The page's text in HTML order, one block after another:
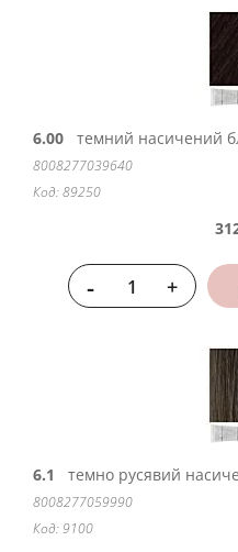
6.00 темний насичений
8008277039640
Код: 89250
- +
6.1 темно русявий
8008277059990
Код: 9100